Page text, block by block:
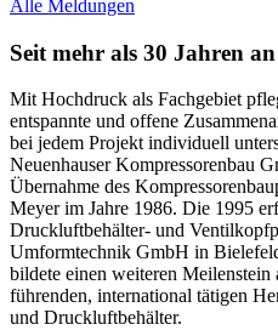
Alle Meldungen
Seit mehr als 30 Jahren
Mit Hochdruck als Fachgebiet
entspannte und offene
bei jedem Projekt individuell
Neuenhauser Kompressorenbau
Übernahme des
Meyer im Jahre 1986. Die 1995
Druckluftbehälter- und
Umformtechnik GmbH in
bildete einen weiteren Meilenstein
führenden, international tätigen
und Druckluftbehälter.